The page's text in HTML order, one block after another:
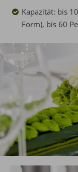
Kapazität: bis
Form), bis 60